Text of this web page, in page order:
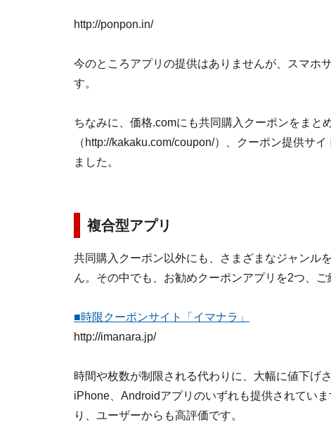
http://ponpon.in/
今のところアプリの提供はありませんが、スマホ
す。
ちなみに、価格.comにも共同購入クーポンをまと
（http://kakaku.com/coupon/）、クーポン提供サ
ました。
複合型アプリ
共同購入クーポン以外にも、さまざまなジャンル
ん。その中でも、お勧めクーポンアプリを2つ、ご
■時限クーポンサイト「イマナラ」
http://imanara.jp/
時間や枚数が制限される代わりに、大幅に値下げ
iPhone、Androidアプリのいずれも提供されてい
り、ユーザーからも高評価です。